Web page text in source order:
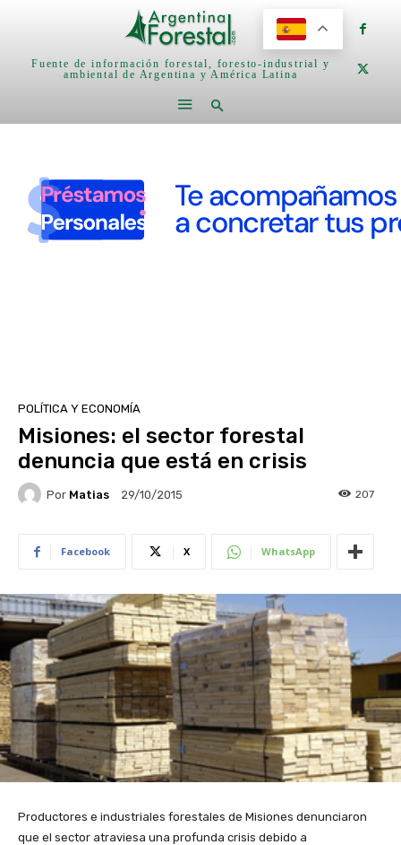
Fuente de información forestal, foresto-industrial y
ambiental de Argentina y América Latina
POLÍTICA Y ECONOMÍA
Misiones: el sector forestal
denuncia que está en crisis
Por Matias 29/10/2015 207
Facebook X WhatsApp
Productores e industriales forestales de Misiones denunciaron
que el sector atraviesa una profunda crisis debido a